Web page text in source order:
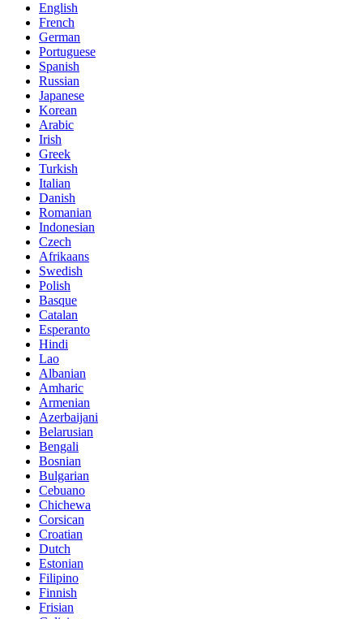
English
French
German
Portuguese
Spanish
Russian
Japanese
Korean
Arabic
Irish
Greek
Turkish
Italian
Danish
Romanian
Indonesian
Czech
Afrikaans
Swedish
Polish
Basque
Catalan
Esperanto
Hindi
Lao
Albanian
Amharic
Armenian
Azerbaijani
Belarusian
Bengali
Bosnian
Bulgarian
Cebuano
Chichewa
Corsican
Croatian
Dutch
Estonian
Filipino
Finnish
Frisian